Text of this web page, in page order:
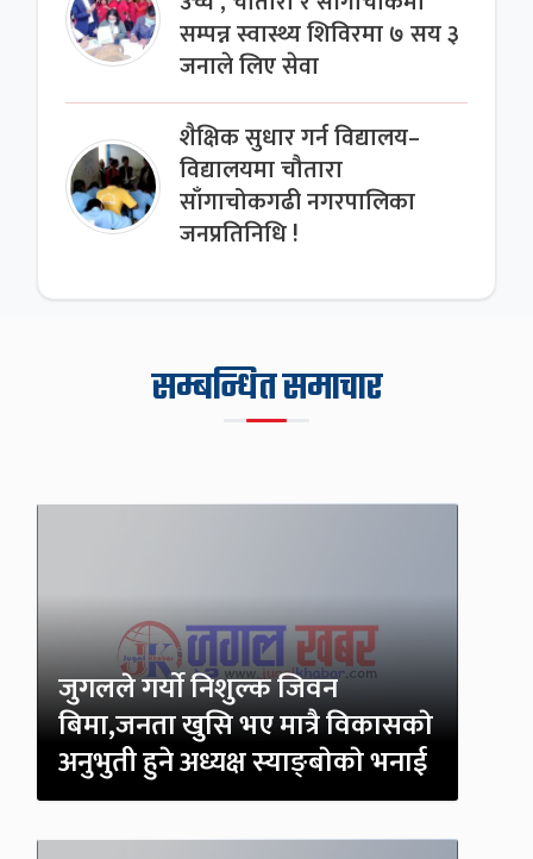
सम्पन्न स्वास्थ्य शिविरमा ७ सय ३
जनाले लिए सेवा
शैक्षिक सुधार गर्न विद्यालय–
विद्यालयमा चौतारा
साँगाचोकगढी नगरपालिका
जनप्रतिनिधि !
सम्बन्धित समाचार
जुगलले गर्याे निशुल्क जिवन
बिमा,जनता खुसि भए मात्रै विकासकाे
अनुभुती हुने अध्यक्ष स्याङ्बाेकाे भनाई